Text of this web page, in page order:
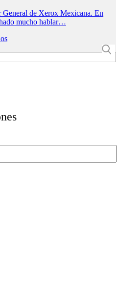
de Xerox Mexicana. En
mucho hablar…